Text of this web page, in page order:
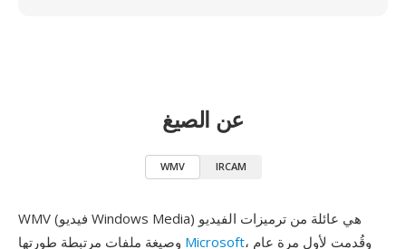
عن الصيغ
WMV IRCAM
WMV (فيديو Windows Media) هي عائلة من ترميزات الفيديو
Microsoft، وقُدمت لأول مرة عام